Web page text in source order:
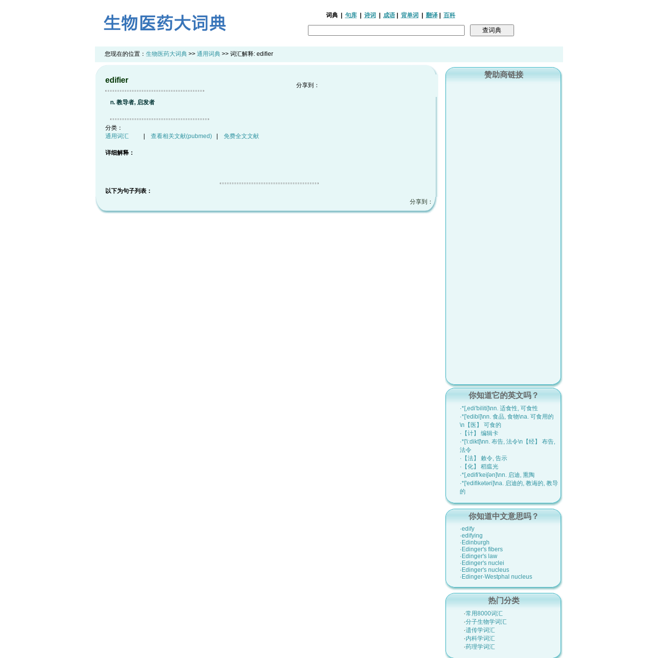
词典| 句库| 诗词 成语| 背单词 翻译| 百科
您现在的位置： 生物医药大词典 >> 通用词典 >> 词汇解释: edifier
edifier
分享到：
n. 教导者, 启发者
分类：
通用词汇
查看相关文献(pubmed) 免费全文文献
详细解释：
以下为句子列表：
分享到：
赞助商链接
你知道它的英文吗？
·*[,edi'biliti]\nn. 适食性, 可食性
·*['edibl]\nn. 食品, 食物\na. 可食用的
\n【医】 可食的
·【计】 编辑卡
·*['i:dikt]\nn. 布告, 法令\n【经】 布告,
法令
·【法】 敕令, 告示
·【化】 稻瘟光
·*[,edifi'keiʃәn]\nn. 启迪, 熏陶
·*['edifikәtәri]\na. 启迪的, 教诲的, 教导
的
你知道中文意思吗？
·edify
·edifying
·Edinburgh
·Edinger's fibers
·Edinger's law
·Edinger's nuclei
·Edinger's nucleus
·Edinger-Westphal nucleus
热门分类
·常用8000词汇
·分子生物学词汇
·遗传学词汇
·内科学词汇
·药理学词汇